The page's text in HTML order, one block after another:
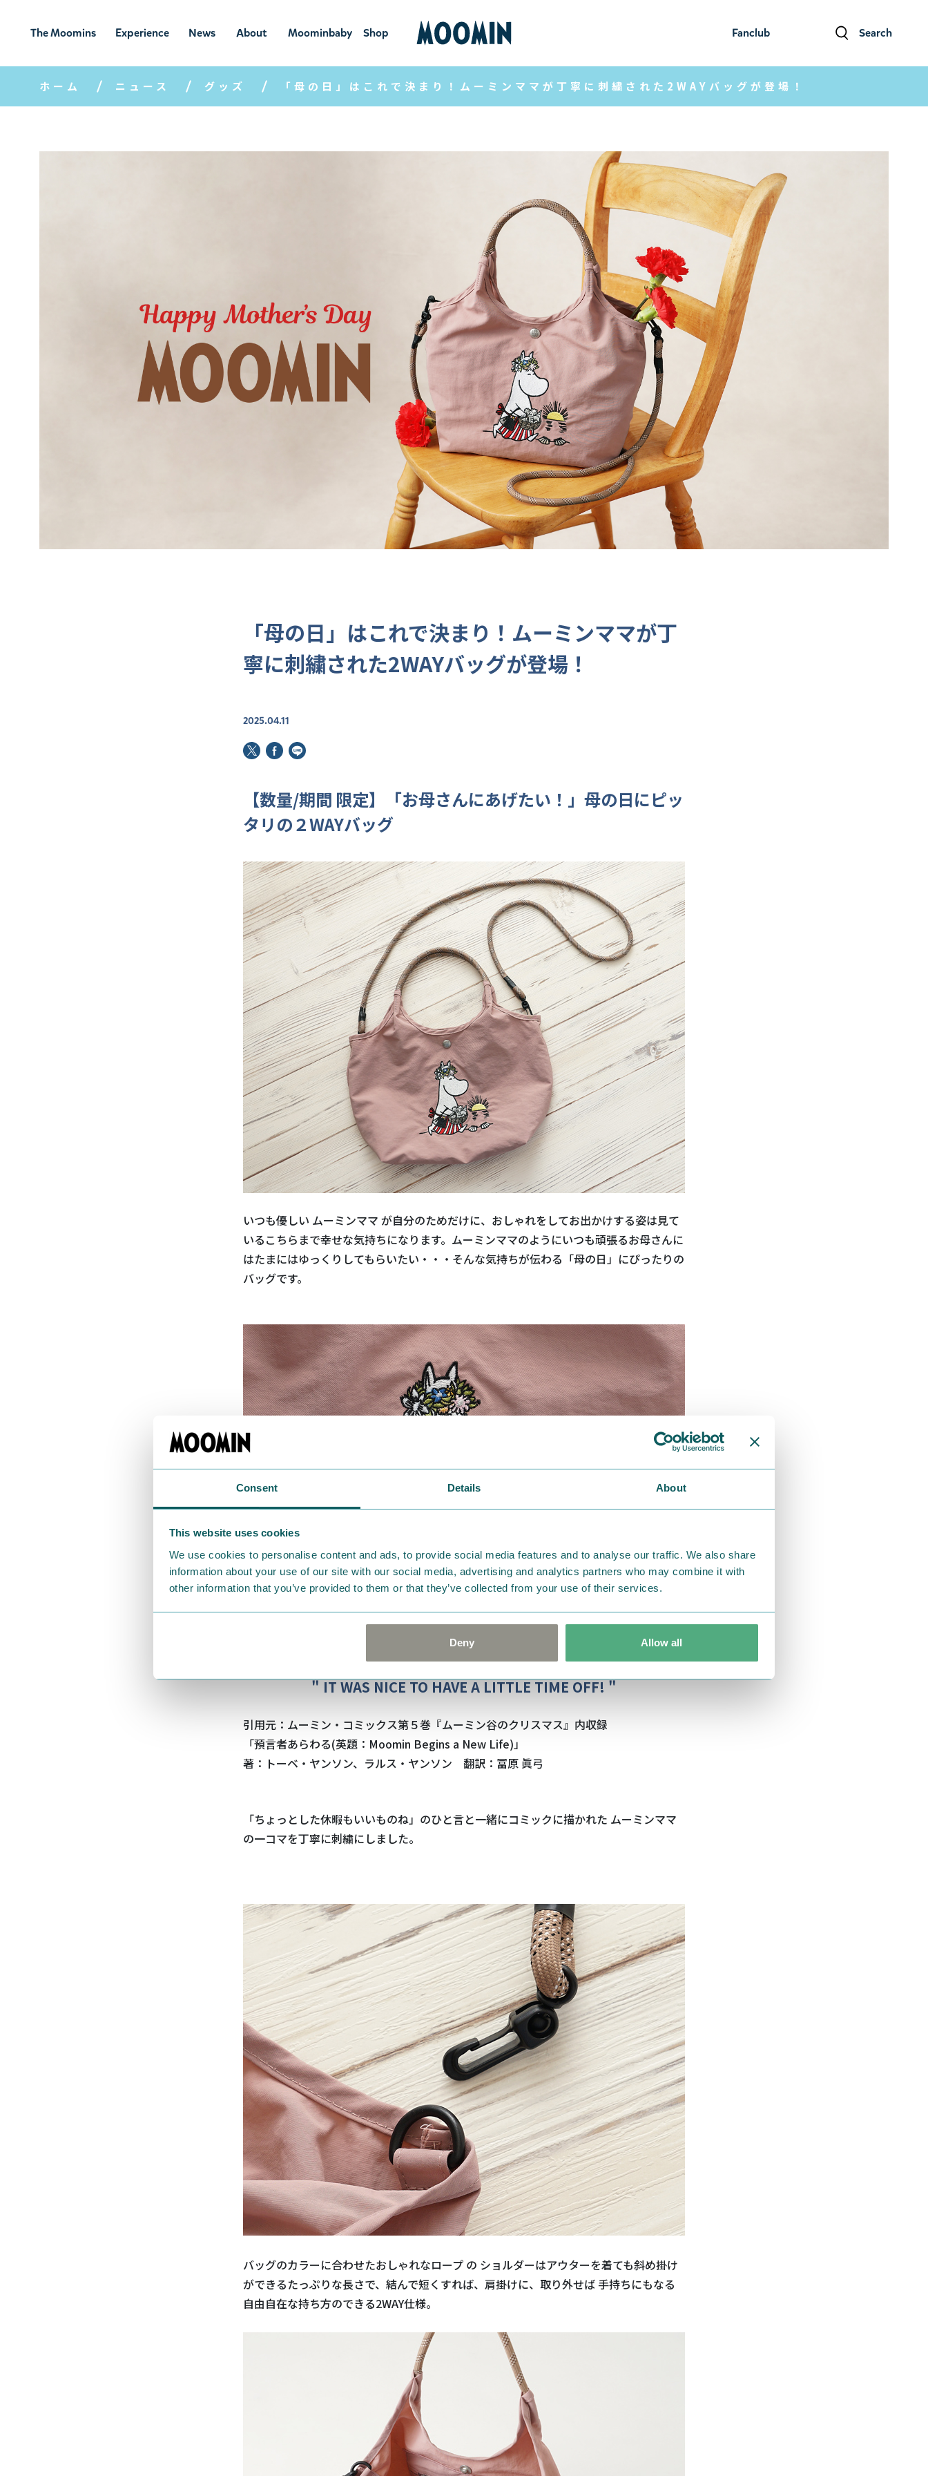
Consent Details About
This website uses cookies
We use cookies to personalise content and ads, to provide social media features and to analyse our traffic. We also share
information about your use of our site with our social media, advertising and analytics partners who may combine it with
other information that you’ve provided to them or that they’ve collected from your use of their services.
Deny Allow all
Fanclub Search
The Moomins
ムーミンの
世界
Experience
ムーミンの世
界を楽しむ
News
ニュ
ース
About
ムーミン
について
Moominbaby
ムーミンベ
ビー
Shop
ショ
ップ
ホーム ニュース グッズ 「母の日」はこれで決まり！ムーミンママが丁寧に刺繍された2WAYバッグが登場！
「母の日」はこれで決まり！ムーミンママが丁
寧に刺繍された2WAYバッグが登場！
2025.04.11
【数量/期間 限定】「お母さんにあげたい！」母の日にピッ
タリの２WAYバッグ
いつも優しい ムーミンママ が自分のためだけに、おしゃれをしてお出かけする姿は見て
いるこちらまで幸せな気持ちになります。ムーミンママのようにいつも頑張るお母さんに
はたまにはゆっくりしてもらいたい・・・そんな気持ちが伝わる「母の日」にぴったりの
バッグです。
" IT WAS NICE TO HAVE A LITTLE TIME OFF! "
引用元：ムーミン・コミックス第５巻『ムーミン谷のクリスマス』内収録
「預言者あらわる(英題：Moomin Begins a New Life)」
著：トーベ・ヤンソン、ラルス・ヤンソン 翻訳：冨原 眞弓
「ちょっとした休暇もいいものね」のひと言と一緒にコミックに描かれた ムーミンママ
の一コマを丁寧に刺繍にしました。
バッグのカラーに合わせたおしゃれなロープ の ショルダーはアウターを着ても斜め掛け
ができるたっぷりな長さで、結んで短くすれば、肩掛けに、取り外せば 手持ちにもなる
自由自在な持ち方のできる2WAY仕様。